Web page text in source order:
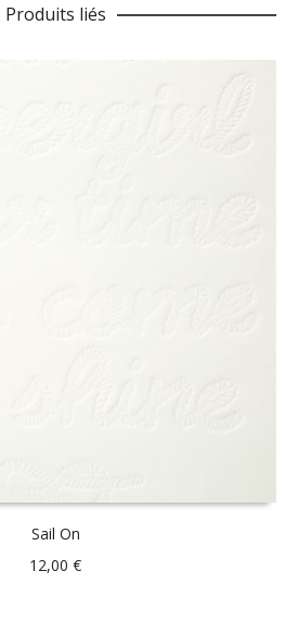
Produits liés
Sail On
12,00 €